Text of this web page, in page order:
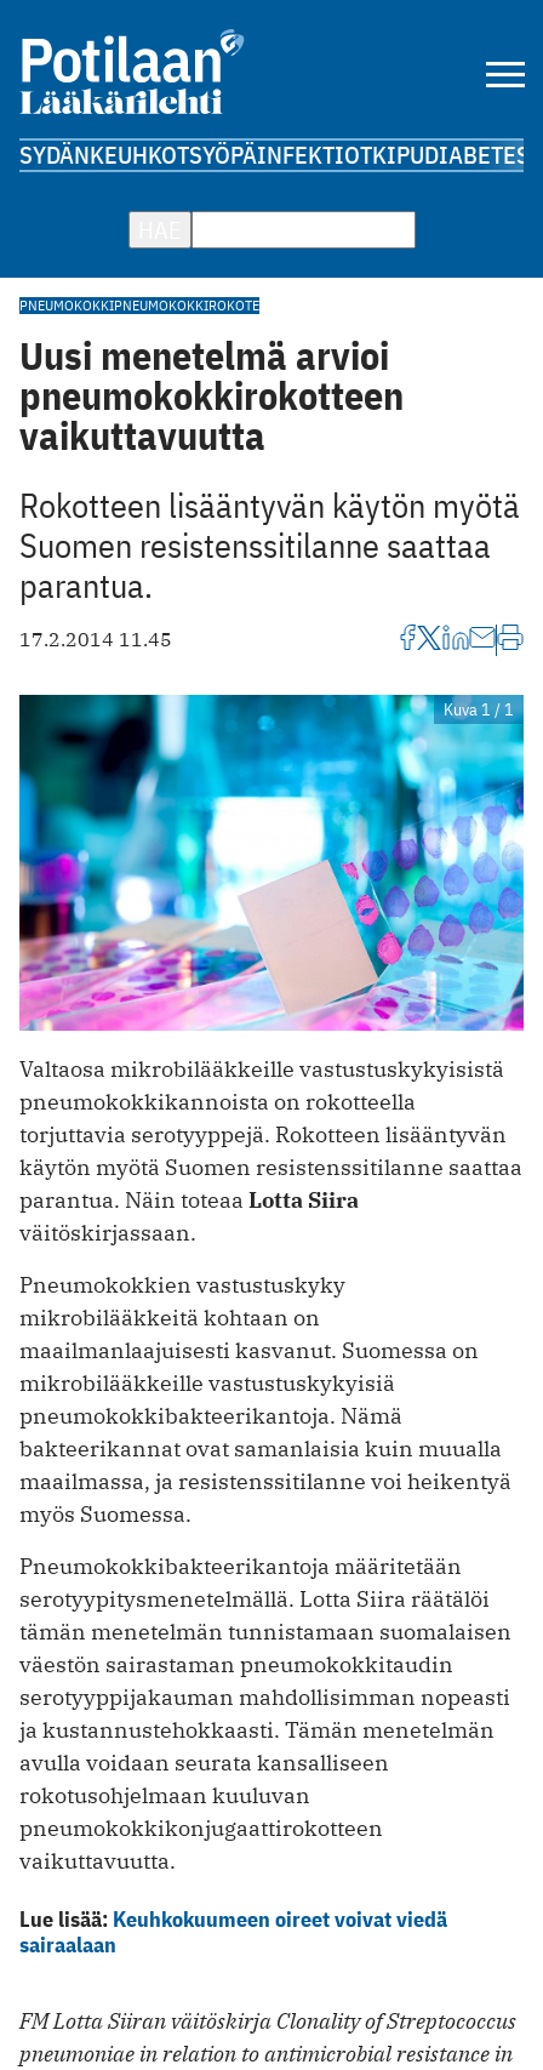
SYDÄNKEUHKOTSYÖPÄINFEKTIOTKIPUDIABETES
PNEUMOKOKKIPNEUMOKOKKIROKOTE
Uusi menetelmä arvioi
pneumokokkirokotteen
vaikuttavuutta
Rokotteen lisääntyvän käytön myötä
Suomen resistenssitilanne saattaa
parantua.
17.2.2014 11.45
Kuva 1 / 1
Valtaosa mikrobilääkkeille vastustuskykyisistä
pneumokokkikannoista on rokotteella
torjuttavia serotyyppejä. Rokotteen lisääntyvän
käytön myötä Suomen resistenssitilanne saattaa
parantua. Näin toteaa Lotta Siira
väitöskirjassaan.
Pneumokokkien vastustuskyky
mikrobilääkkeitä kohtaan on
maailmanlaajuisesti kasvanut. Suomessa on
mikrobilääkkeille vastustuskykyisiä
pneumokokkibakteerikantoja. Nämä
bakteerikannat ovat samanlaisia kuin muualla
maailmassa, ja resistenssitilanne voi heikentyä
myös Suomessa.
Pneumokokkibakteerikantoja määritetään
serotyypitysmenetelmällä. Lotta Siira räätälöi
tämän menetelmän tunnistamaan suomalaisen
väestön sairastaman pneumokokkitaudin
serotyyppijakauman mahdollisimman nopeasti
ja kustannustehokkaasti. Tämän menetelmän
avulla voidaan seurata kansalliseen
rokotusohjelmaan kuuluvan
pneumokokkikonjugaattirokotteen
vaikuttavuutta.
Lue lisää: Keuhkokuumeen oireet voivat viedä
sairaalaan
FM Lotta Siiran väitöskirja Clonality of Streptococcus
pneumoniae in relation to antimicrobial resistance in